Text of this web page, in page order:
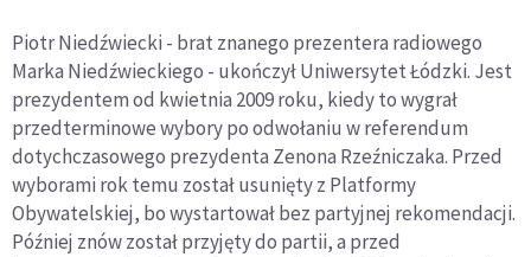
Piotr Niedźwiecki - brat znanego prezentera radiowego
Marka Niedźwieckiego - ukończył Uniwersytet Łódzki. Jest
prezydentem od kwietnia 2009 roku, kiedy to wygrał
przedterminowe wybory po odwołaniu w referendum
dotychczasowego prezydenta Zenona Rzeźniczaka. Przed
wyborami rok temu został usunięty z Platformy
Obywatelskiej, bo wystartował bez partyjnej rekomendacji.
Później znów został przyjęty do partii, a przed